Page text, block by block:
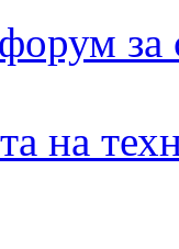
за
на